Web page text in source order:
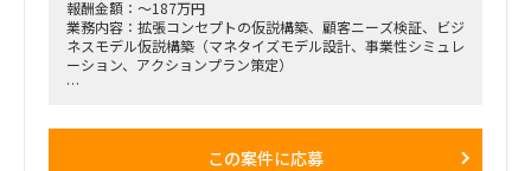
報酬金額：～187万円
業務内容：拡張コンセプトの仮説構築、顧客ニーズ検証、ビジ
ネスモデル仮説構築（マネタイズモデル設計、事業性シミュレ
ーション、アクションプラン策定）
この案件に応募